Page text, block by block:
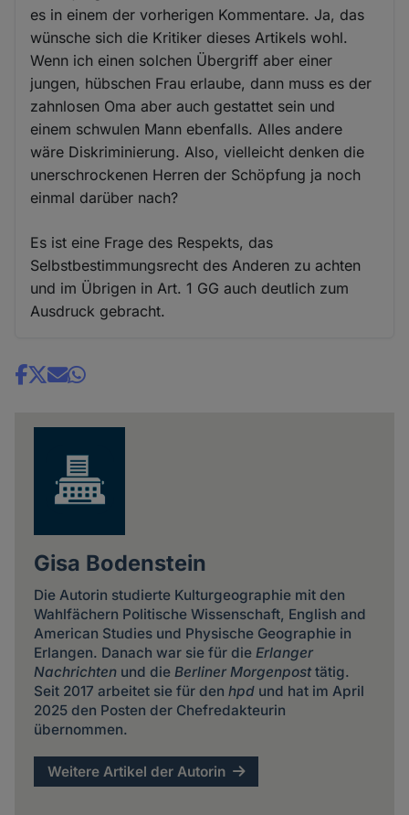
es in einem der vorherigen Kommentare. Ja, das
wünsche sich die Kritiker dieses Artikels wohl.
Wenn ich einen solchen Übergriff aber einer
jungen, hübschen Frau erlaube, dann muss es der
zahnlosen Oma aber auch gestattet sein und
einem schwulen Mann ebenfalls. Alles andere
wäre Diskriminierung. Also, vielleicht denken die
unerschrockenen Herren der Schöpfung ja noch
einmal darüber nach?
Es ist eine Frage des Respekts, das
Selbstbestimmungsrecht des Anderen zu achten
und im Übrigen in Art. 1 GG auch deutlich zum
Ausdruck gebracht.
Share
Gisa Bodenstein
Die Autorin studierte Kulturgeographie mit den
Wahlfächern Politische Wissenschaft, English and
American Studies und Physische Geographie in
Erlangen. Danach war sie für die Erlanger
Nachrichtenund die Berliner Morgenposttätig.
Seit 2017 arbeitet sie für den hpdund hat im April
2025 den Posten der Chefredakteurin
übernommen.
Weitere Artikel der Autorin